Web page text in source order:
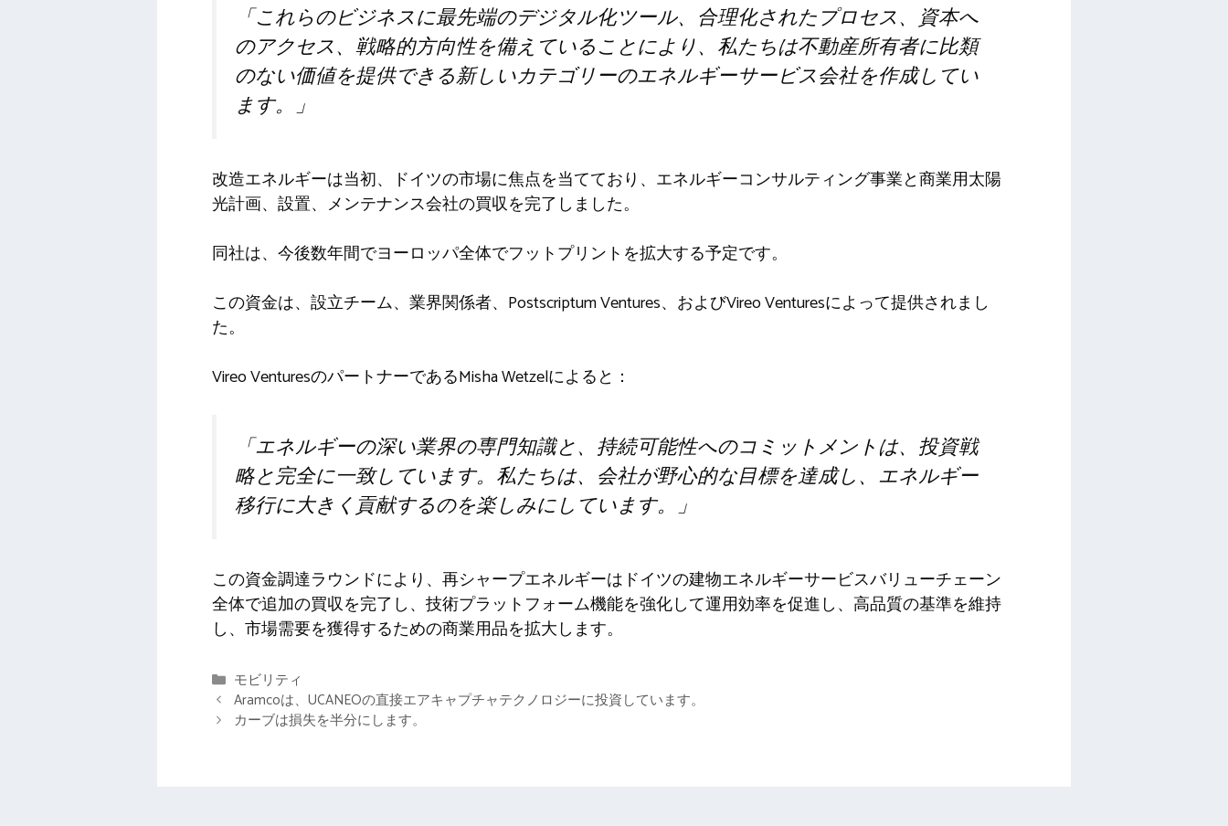
「これらのビジネスに最先端のデジタル化ツール、合理化されたプロセス、資本へ
のアクセス、戦略的方向性を備えていることにより、私たちは不動産所有者に比類
のない価値を提供できる新しいカテゴリーのエネルギーサービス会社を作成してい
ます。」
改造エネルギーは当初、ドイツの市場に焦点を当てており、エネルギーコンサルティング事業と商業用太陽
光計画、設置、メンテナンス会社の買収を完了しました。
同社は、今後数年間でヨーロッパ全体でフットプリントを拡大する予定です。
この資金は、設立チーム、業界関係者、Postscriptum Ventures、およびVireo Venturesによって提供されまし
た。
Vireo VenturesのパートナーであるMisha Wetzelによると：
「エネルギーの深い業界の専門知識と、持続可能性へのコミットメントは、投資戦
略と完全に一致しています。私たちは、会社が野心的な目標を達成し、エネルギー
移行に大きく貢献するのを楽しみにしています。」
この資金調達ラウンドにより、再シャープエネルギーはドイツの建物エネルギーサービスバリューチェーン
全体で追加の買収を完了し、技術プラットフォーム機能を強化して運用効率を促進し、高品質の基準を維持
し、市場需要を獲得するための商業用品を拡大します。
カ
テ
ゴ
モビリティ
Aramcoは、UCANEOの直接エアキャプチャテクノロジーに投資しています。
カーブは損失を半分にします。